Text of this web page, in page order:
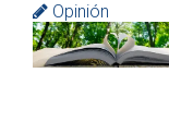
Opinión